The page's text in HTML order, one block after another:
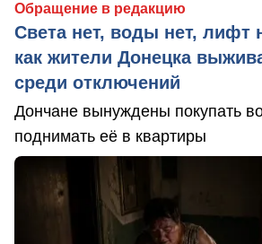
Обращение в редакцию
Света нет, воды нет, лифт
как жители Донецка
среди отключений
Дончане вынуждены покупать
поднимать её в квартиры